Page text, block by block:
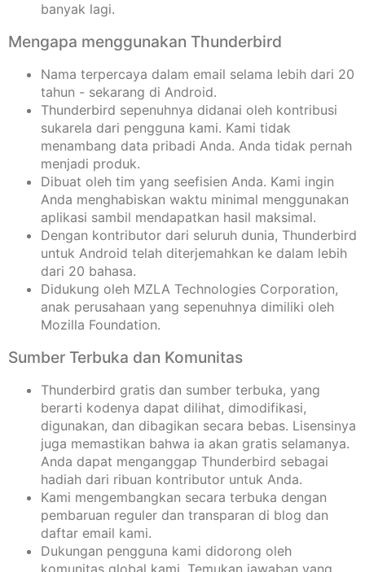
banyak lagi.
Mengapa menggunakan Thunderbird
Nama terpercaya dalam email selama lebih dari 20
tahun - sekarang di Android.
Thunderbird sepenuhnya didanai oleh kontribusi
sukarela dari pengguna kami. Kami tidak
menambang data pribadi Anda. Anda tidak pernah
menjadi produk.
Dibuat oleh tim yang seefisien Anda. Kami ingin
Anda menghabiskan waktu minimal menggunakan
aplikasi sambil mendapatkan hasil maksimal.
Dengan kontributor dari seluruh dunia, Thunderbird
untuk Android telah diterjemahkan ke dalam lebih
dari 20 bahasa.
Didukung oleh MZLA Technologies Corporation,
anak perusahaan yang sepenuhnya dimiliki oleh
Mozilla Foundation.
Sumber Terbuka dan Komunitas
Thunderbird gratis dan sumber terbuka, yang
berarti kodenya dapat dilihat, dimodifikasi,
digunakan, dan dibagikan secara bebas. Lisensinya
juga memastikan bahwa ia akan gratis selamanya.
Anda dapat menganggap Thunderbird sebagai
hadiah dari ribuan kontributor untuk Anda.
Kami mengembangkan secara terbuka dengan
pembaruan reguler dan transparan di blog dan
daftar email kami.
Dukungan pengguna kami didorong oleh
komunitas global kami. Temukan jawaban yang